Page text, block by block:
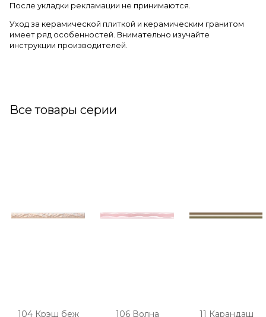
После укладки рекламации не принимаются.
Уход за керамической плиткой и керамическим гранитом
имеет ряд особенностей. Внимательно изучайте
инструкции производителей.
Все товары серии
104 Крэш беж
106 Волна
11 Карандаш